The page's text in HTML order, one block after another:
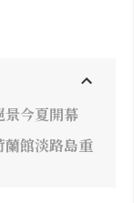
景今夏開幕
蘭館淡路島重